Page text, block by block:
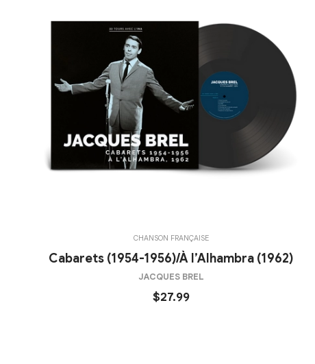
CHANSON FRANÇAISE
Cabarets (1954-1956)/À l’Alhambra (1962)
JACQUES BREL
$27.99